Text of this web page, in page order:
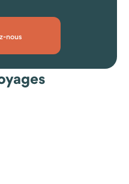
nous